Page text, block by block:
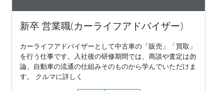
新卒 営業職(カーライフアドバイザー)
カーライフアドバイザーとして中古車の「販売」「買取」
を行う仕事です。入社後の研修期間では、商談や査定は勿
論、自動車の流通の仕組みそのものから学んでいただけま
す。 クルマに詳しく